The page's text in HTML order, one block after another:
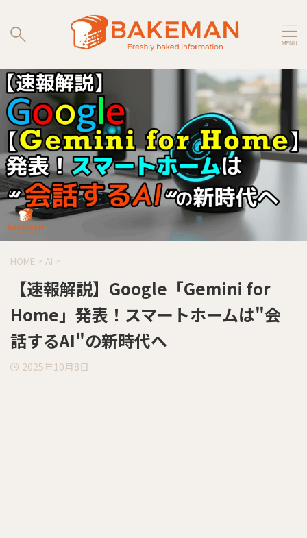
HOME > AI >
【速報解説】Google「Gemini for
Home」発表！スマートホームは"会
話するAI"の新時代へ
2025年10月8日